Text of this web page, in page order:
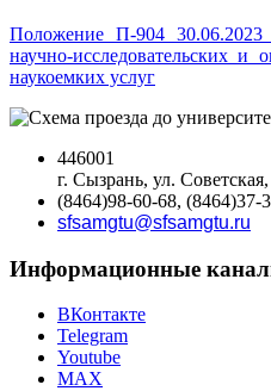
Положение П-904
научно-исследовательских и
наукоемких услуг
446001
г. Сызрань, ул.
(8464)98-60-68, (8464)37-
sfsamgtu@sfsamgtu.ru
Информационные
ВКонтакте
Telegram
Youtube
MAX